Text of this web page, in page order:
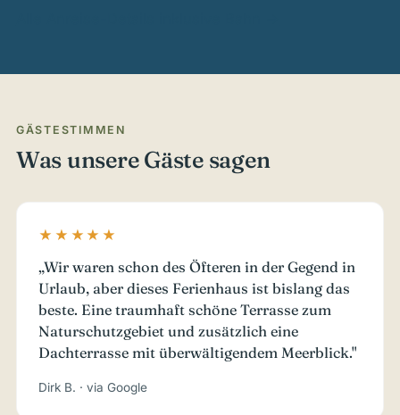
GÄSTESTIMMEN
Was unsere Gäste sagen
★★★★★
„Wir waren schon des Öfteren in der Gegend in
Urlaub, aber dieses Ferienhaus ist bislang das
beste. Eine traumhaft schöne Terrasse zum
Naturschutzgebiet und zusätzlich eine
Dachterrasse mit überwältigendem Meerblick."
Dirk B. · via Google